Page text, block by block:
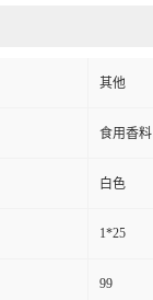
其他
食用香料
白色
1*25
99